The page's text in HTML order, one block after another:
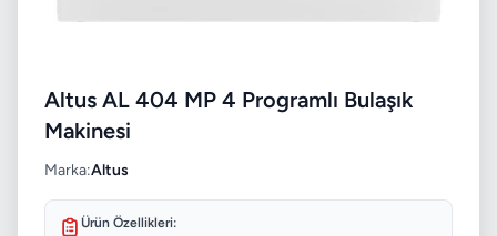
Altus AL 404 MP 4 Programlı Bulaşık
Makinesi
Marka:Altus
Ürün Özellikleri: